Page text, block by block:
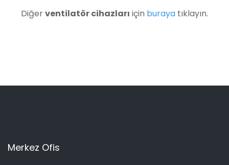
Diğerventilatör cihazları için buraya tıklayın.
Merkez Ofis